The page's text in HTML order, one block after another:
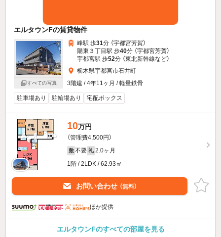
エルタウンFの賃貸物件
すべての写真
峰駅 歩31分 （宇都宮芳賀）
陽東３丁目駅 歩40分 （宇都宮芳賀）
宇都宮駅 歩52分 （東北新幹線など）
栃木県宇都宮市石井町
3階建 / 4年11ヶ月 / 軽量鉄骨
駐車場あり 駐輪場あり 宅配ボックス
10万円
（管理費4,500円）
敷 不要 礼 2.0ヶ月
1階 / 2LDK / 62.93㎡
お問い合わせ （無料）
ほか提供
エルタウンFのすべての部屋を見る